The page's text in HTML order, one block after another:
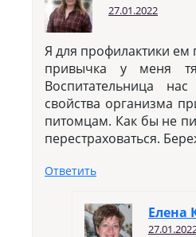
27.01.2022
Я для профилактики ем
привычка у меня
Воспитательница
свойства организма
питомцам. Как бы не
перестраховаться.
Ответить
Елена